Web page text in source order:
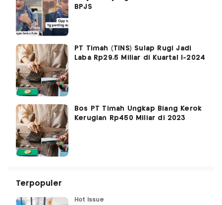
BPJS
PT Timah (TINS) Sulap Rugi Jadi
Laba Rp29,5 Miliar di Kuartal I-2024
Bos PT Timah Ungkap Biang Kerok
Kerugian Rp450 Miliar di 2023
Terpopuler
Hot Issue